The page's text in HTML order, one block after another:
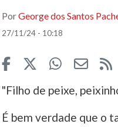
PorGeorge dos Santos
27/11/24 - 10:18
"Filho de peixe,
É bem verdade que o